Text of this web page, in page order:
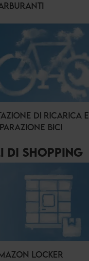
DI RICARICA E
BICI
DI SHOPPING
LOCKER